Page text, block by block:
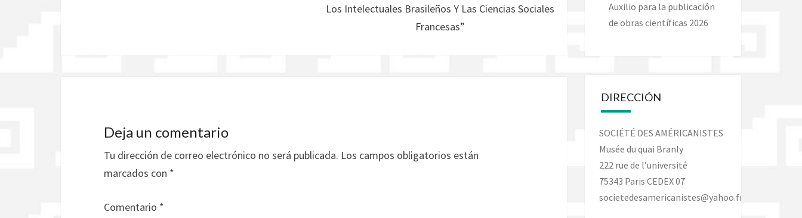
Los Intelectuales Brasileños Y Las Ciencias Sociales
Francesas”
Deja un comentario
Tu dirección de correo electrónico no será publicada. Los campos obligatorios están
marcados con *
Comentario *
Auxilio para la publicación
de obras científicas 2026
DIRECCIÓN
SOCIÉTÉ DES AMÉRICANISTES
Musée du quai Branly
222 rue de l’université
75343 Paris CEDEX 07
societedesamericanistes@yahoo.fr